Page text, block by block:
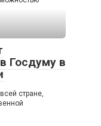
Госдуму в
стране,